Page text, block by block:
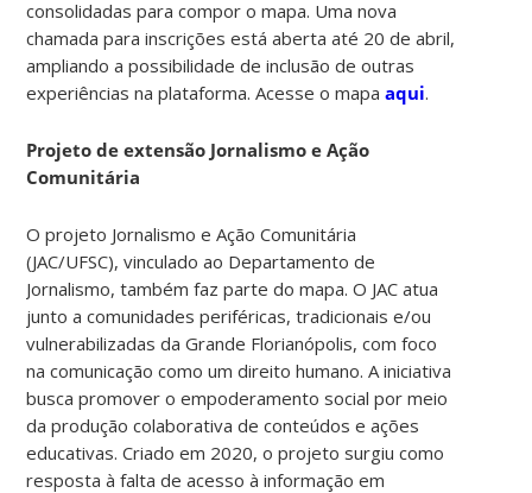
consolidadas para compor o mapa. Uma nova
chamada para inscrições está aberta até 20 de abril,
ampliando a possibilidade de inclusão de outras
experiências na plataforma. Acesse o mapaaqui.
Projeto de extensão Jornalismo e Ação
Comunitária
O projeto Jornalismo e Ação Comunitária
(JAC/UFSC),vinculado ao Departamento de
Jornalismo, também faz parte do mapa. O JAC atua
junto a comunidades periféricas, tradicionais e/ou
vulnerabilizadas da Grande Florianópolis, com foco
na comunicação como um direito humano. A iniciativa
busca promover o empoderamento social por meio
da produção colaborativa de conteúdos e ações
educativas.Criado em 2020, o projeto surgiu como
resposta à falta de acesso à informação em